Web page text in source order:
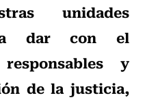
unidades
dar con el
y
de la justicia,